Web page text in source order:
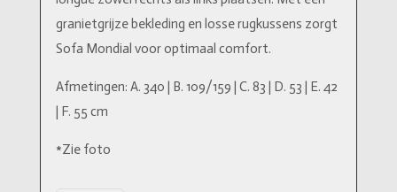
granietgrijze bekleding en losse rugkussens zorgt
Sofa Mondial voor optimaal comfort.
Afmetingen: A. 340 | B. 109/159 | C. 83 | D. 53 | E. 42
| F. 55 cm
*Zie foto